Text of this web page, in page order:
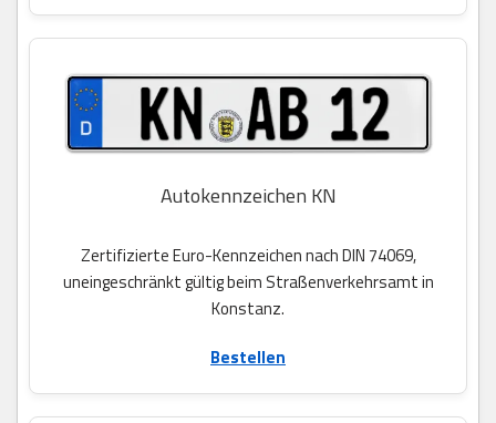
Autokennzeichen KN
Zertifizierte Euro-Kennzeichen nach DIN 74069,
uneingeschränkt gültig beim Straßenverkehrsamt in
Konstanz.
Bestellen